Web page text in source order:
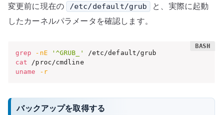
変更前に現在の /etc/default/grub
と、実際に起動
したカーネルパラメータを確認します。
grep -nE '^GRUB_'
cat
uname
-r
バックアップを取得する